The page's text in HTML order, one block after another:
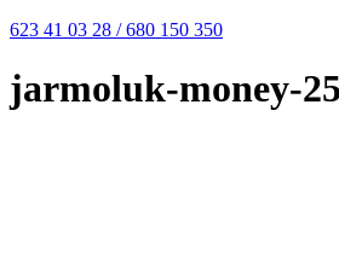
623 41 03 28 / 680 150 350
jarmoluk-money-